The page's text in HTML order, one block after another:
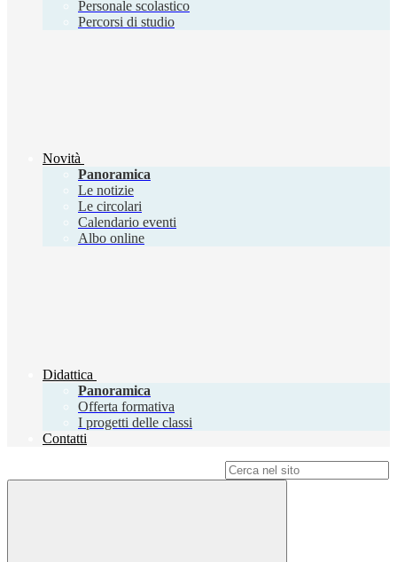
Personale scolastico
Percorsi di studio
Novità
Panoramica
Le notizie
Le circolari
Calendario eventi
Albo online
Didattica
Panoramica
Offerta formativa
I progetti delle classi
Contatti